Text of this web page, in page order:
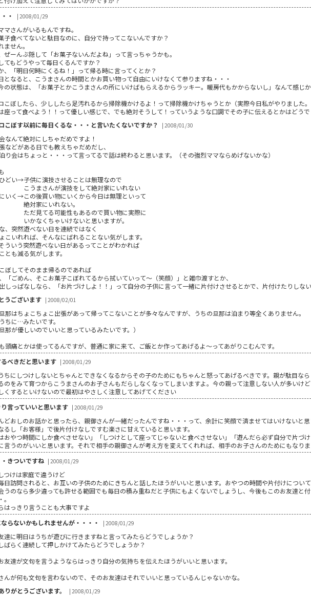
・
| 2008/01/29
マさんがいるもんですね。
子食べてないと駄目なのに、自分で持ってこないんですか？
ません。
ぜーんぶ隠して「お菓子ないんだよね」って言っちゃうかも。
てもどうやって毎日くるんですか？
、「明日何時にくるね！」って帰る時に言ってくとか？
となると、こうまさんの時間とかお買い物って自由にいけなくて参りますね・・・
の状態は、「お菓子とかこうまさんの所にいけばもらえるからラッキー。暖房代もかからないし」なんて感じ
こぼしたら、少ししたら足汚れるから掃除機かけるよ！って掃除機かけちゃうとか（実際今日私がやりました
座って食べよう！！って優しい感じで、でも絶対そうして！っていうような口調でその子に伝えるとかはどう
こぼす以前に毎日くるな・・・と言いたくないですか？
| 2008/01/30
なんて絶対にしちゃだめですよ！
などがある日でも教えちゃだめだし、
り会はちょっと・・・って言ってるで話は終わると思います。（その強烈ママならめげないかな）
どい→子供に演技させることは無理なので
さんが演技をして絶対家にいれない
いく→この後買い物にいくから今日は無理といって
にいれない。
てる可能性もあるので買い物に実際に
くちゃいけないと思いますが。
、突然遊べない日を連続ではなく
こいれれば、そんなにばれることない気がします。
ういう突然遊べない日があるってことがわかれば
とも減る気がします。
ぼしてそのまま帰るのであれば
「ごめん、そこお菓子こぼれてるから拭いていって～（笑顔）」と雑巾渡すとか、
しっぱなしなら、「お片づけしよ！！」って自分の子供に言って一緒に片付けさせるとかで、片付けたりしな
うございます | 2008/02/01
那はちょこちょこ出張があって帰ってこないことが多々なんですが、うちの旦那は泊まり等全くありません。
ちに…みたいです。
那が優しいのでいいと思っているみたいです。）
頭痛とかは使ってるんですが、普通に家に来て、ご飯とか作ってあげるよ～ってあがりこむんです。
べきだと思います | 2008/01/29
ちにしつけしないとちゃんとできなくなるからその子のためにもちゃんと怒ってあげるべきです。親が駄目な
のをみて育つからこうまさんのお子さんもだらしなくなってしまいますよ。今の親って注意しない人が多いけ
くするといけないので最初はやさしく注意してあげてください
言っていいと思います | 2008/01/29
どおしのお話かと思ったら、親御さんが一緒だったんですね・・・って、余計に笑顔で済ませてはいけないと
るし「お客様」で後片付けなしですむ楽さに甘えていると思います。
はおやつ時間にしか食べさせない」「しつけとして座ってじゃないと食べさせない」「遊んだら必ず自分で片づ
言うのがいいと思います。それで相手の親御さんが考え方を変えてくれれば、相手のお子さんのためにもなり
きついですね | 2008/01/29
つけは家庭で違うけど
日訪問されると、お互いの子供のためにきちんと話したほうがいいと思います。おやつの時間や片付けについ
うのなら多少違っても許せる範囲でも毎日の積み重ねだと子供にもよくないでしょうし、今後もこのお友達と
はっきり言うことも大事ですよ
らないかもしれませんが・・・・
| 2008/01/29
達に明日はうちが遊びに行きますねと言ってみたらどうでしょうか？
ばらく連続して押しかけてみたらどうでしょうか？
友達が文句を言うようならはっきり自分の気持ちを伝えたほうがいいと思います。
んが何も文句を言わないので、そのお友達はそれでいいと思っているんじゃないかな。
りがとうございます。
| 2008/01/29